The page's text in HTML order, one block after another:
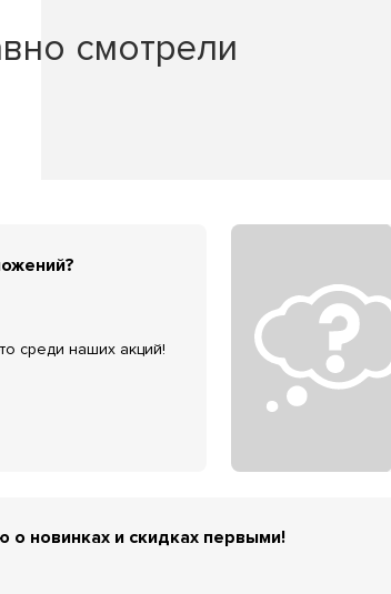
смотрели
среди наших акций!
новинках и скидках первыми!